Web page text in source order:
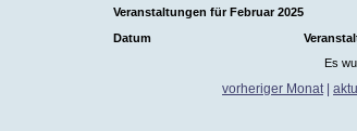
Veranstaltungen für Februar 2025
Datum
Es
vorheriger Monat|